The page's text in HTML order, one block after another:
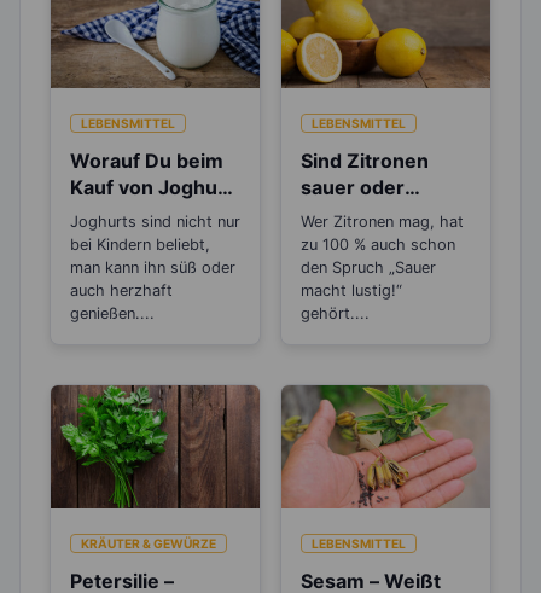
LEBENSMITTEL
Worauf Du beim
Kauf von Joghurt
achten solltest
Joghurts sind nicht nur
bei Kindern beliebt,
man kann ihn süß oder
auch herzhaft
genießen....
LEBENSMITTEL
Sind Zitronen
sauer oder
basisch?
Wer Zitronen mag, hat
zu 100 % auch schon
den Spruch „Sauer
macht lustig!“
gehört....
KRÄUTER & GEWÜRZE
Petersilie –
LEBENSMITTEL
Sesam – Weißt